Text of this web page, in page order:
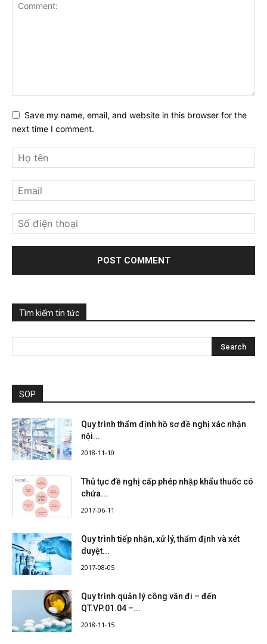
Save my name, email, and website in this browser for the
next time I comment.
Tìm kiếm tin tức
SOP
Quy trình thẩm định hồ sơ đề nghị xác nhận
nội...
2018-11-10
Thủ tục đề nghị cấp phép nhập khẩu thuốc có
chứa...
2017-06-11
Quy trình tiếp nhận, xử lý, thẩm định và xét
duyệt...
2017-08-05
Quy trình quản lý công văn đi – đến
QT.VP.01.04 –...
2018-11-15